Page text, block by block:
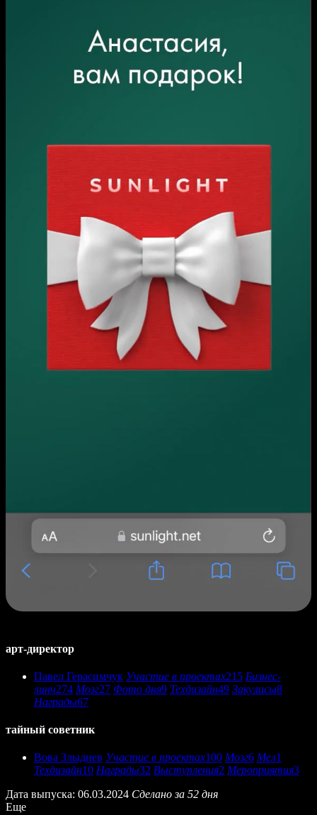
арт-директор
Павел Герасимчук Участие в проектах215 Бизнес-
линч274 Мозг27 Фото дня9 Техдизайн49 Закулисы8
Награды67
тайный советник
Вова Злыднев Участие в проектах100 Мозг6 Мел1
Техдизайн10 Награды32 Выступления2 Мероприятия3
Дата выпуска: 06.03.2024 Сделано за 52 дня
Еще